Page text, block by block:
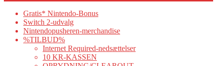
Gratis* Nintendo-Bonus
Switch 2-udvalg
Nintendopusheren-merchandise
%TILBUD%
Internet Required-nedsættelser
10 KR-KASSEN